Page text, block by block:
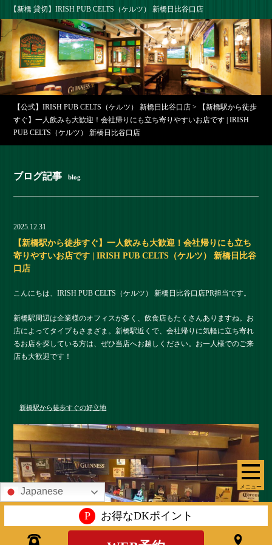
【新橋 貸切】IRISH PUB CELTS（ケルツ） 新橋日比谷口店
メニュー
【公式】IRISH PUB CELTS（ケルツ） 新橋日比谷口店 >
【新橋駅から徒歩
すぐ】一人飲みも大歓迎！会社帰りにも立ち寄りやすいお店です | IRISH
PUB CELTS（ケルツ） 新橋日比谷口店
ブログ記事 blog
2025.12.31
【新橋駅から徒歩すぐ】一人飲みも大歓迎！会社帰りにも立ち
寄りやすいお店です | IRISH PUB CELTS（ケルツ） 新橋日比谷
口店
こんにちは、IRISH PUB CELTS（ケルツ） 新橋日比谷口店PR担当です。
新橋駅周辺は企業様のオフィスが多く、飲食店もたくさんありますね。お
店によってタイプもさまざま。新橋駅近くで、会社帰りに気軽に立ち寄れ
るお店を探している方は、ぜひ当店へお越しください。お一人様でのご来
店も大歓迎です！
新橋駅から徒歩すぐの好立地
Japanese
P お得なDKポイント